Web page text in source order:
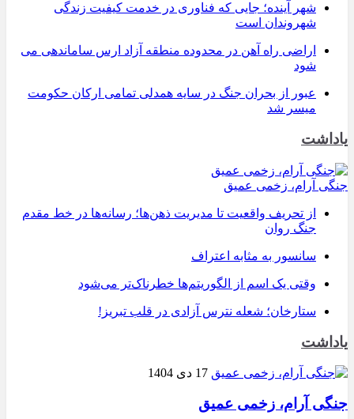
شهر آینده؛ جایی که فناوری در خدمت کیفیت زندگی
شهروندان است
اراضی راه آهن در محدوده منطقه آزاد ارس ساماندهی می
شود
عبور از بحران جنگ در سایه همدلی تمامی ارکان حکومت
میسر شد
یاداشت
جنگی آرام، زخمی عمیق
از تحریف واقعیت تا مدیریت ذهن‌ها؛ رسانه‌ها در خط مقدم
جنگ روان
سانسور به مثابه اعتراف
وقتی یک اسم از الگوریتم‌ها خطرناک‌تر می‌شود
ستارخان؛ شعله نترس آزادی در قلب تبریز!
یاداشت
17 دی 1404
جنگی آرام، زخمی عمیق